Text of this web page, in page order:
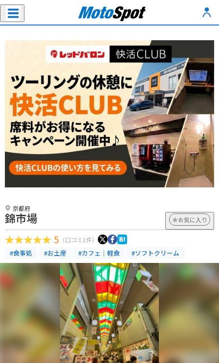
京都府
錦市場 お気に入り
5 （口コミ1件）
#食事処 #お土産 #カフェ｜軽食 #ソフトクリーム